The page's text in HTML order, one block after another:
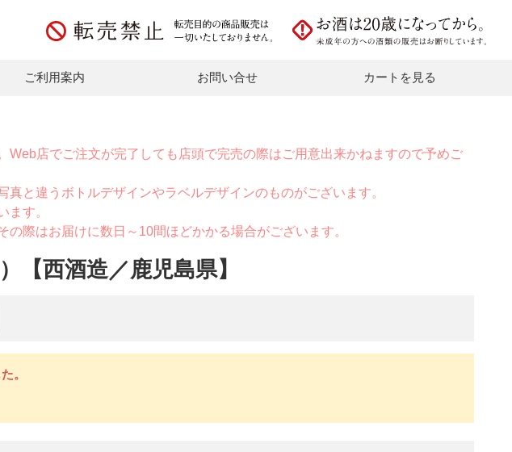
ご利用案内 お問い合せ カートを見る
店でご注文が完了しても店頭で完売の際はご用意出来かねますので予めご
と違うボトルデザインやラベルデザインのものがございます。
ます。
際はお届けに数日～10間ほどかかる場合がございます。
【西酒造／鹿児島県】
。